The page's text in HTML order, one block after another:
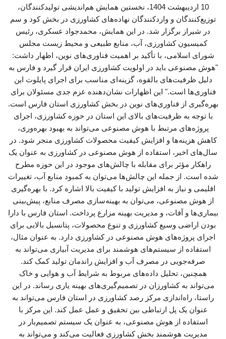
10 اردیبهشت 1404، نخستین همایش هم‌اندیشی تولیدکنندگان،
توزیع‌کنندگان و واردکنندگان نهاده‌های کشاورزی در بخش کود و سم
در شیراز برگزار شد. در این همایش، محمدجواد عسکری، رئیس
کمیسیون کشاورزی، آب، منابع طبیعی و محیط زیست مجلس
شورای اسلامی، با تأکید بر اهمیت فناوری‌های نوین، اظهار داشت:
"هوش مصنوعی باید در اولویت کشاورزی ایران قرار گیرد و فارس به
دلیل ظرفیت‌های بالقوه، گزینه‌ای مناسب برای اجرای پایلوت این
فناوری‌ها است." این اظهارات نشان‌دهنده عزم جدی مسئولان برای
بهره‌گیری از فناوری‌های نوین در بخش کشاورزی استان فارس است.
با توجه به ظرفیت‌های بالای این استان در حوزه کشاورزی، اجرای
پروژه‌های مرتبط با هوش مصنوعی می‌تواند به بهبود بهره‌وری،
کاهش هزینه‌ها و افزایش کیفیت محصولات کشاورزی منجر شود. در
سال‌های اخیر، استفاده از هوش مصنوعی در کشاورزی به عنوان یک
راهکار مؤثر برای مقابله با چالش‌های موجود در این حوزه مطرح
شده است. از جمله این چالش‌ها می‌توان به کمبود منابع آب، تغییرات
اقلیمی و نیاز به افزایش تولید با کیفیت بالا اشاره کرد. با بهره‌گیری
از هوش مصنوعی، می‌توان به بهینه‌سازی مصرف منابع، پیش‌بینی
بیماری‌ها و آفات، و مدیریت بهینه مزارع پرداخت. استان فارس با دارا
بودن اراضی وسیع کشاورزی و تنوع محصولات، پتانسیل بالایی برای
اجرای پروژه‌های هوش مصنوعی در کشاورزی دارد. به عنوان مثال،
استفاده از سیستم‌های هوشمند برای مدیریت آبیاری می‌تواند به
صرفه‌جویی در مصرف آب و افزایش راندمان تولید کمک کند.
همچنین، تحلیل داده‌های مربوط به شرایط آب و هوایی و خاک
می‌تواند به کشاورزان در تصمیم‌گیری‌های بهینه یاری رساند. در این
راستا، راه‌اندازی مرکز رصد کشاورزی در استان فارس می‌تواند به
عنوان یک پل ارتباطی بین تحقیق و عمل عمل کند. این مرکز با
استفاده از هوش مصنوعی، به عنوان یک سیستم تصمیم‌یار در
مدیریت هوشمند بخش کشاورزی فعالیت می‌کند و می‌تواند به